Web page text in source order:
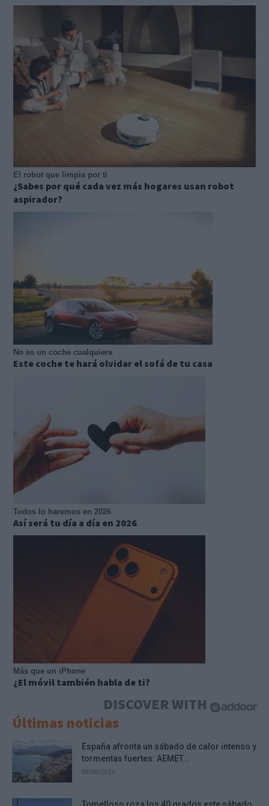
El robot que limpia por ti
¿Sabes por qué cada vez más hogares usan robot
aspirador?
No es un coche cualquiera
Este coche te hará olvidar el sofá de tu casa
Todos lo haremos en 2026
Así será tu día a día en 2026
Más que un iPhone
¿El móvil también habla de ti?
DISCOVER WITH
Últimas noticias
España afronta un sábado de calor intenso y
tormentas fuertes: AEMET...
08/08/2026